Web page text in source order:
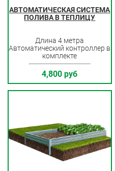
АВТОМАТИЧЕСКАЯ СИСТЕМА
ПОЛИВА В ТЕПЛИЦУ
Длина 4 метра
Автоматический контроллер в
комплекте
4,800 руб